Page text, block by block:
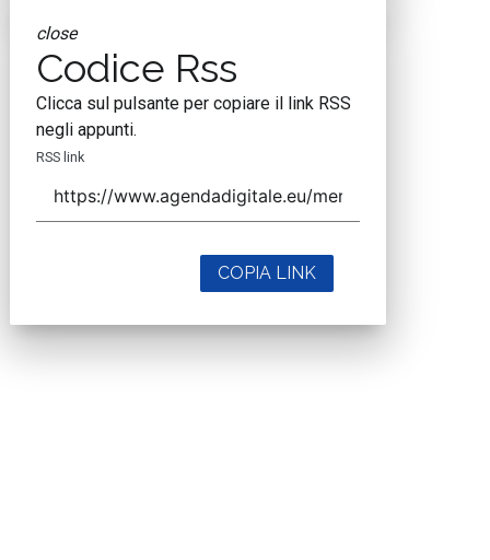
close
Codice Rss
Clicca sul pulsante per copiare il link RSS
negli appunti.
RSS link
COPIA LINK